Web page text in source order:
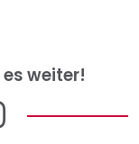
weiter!